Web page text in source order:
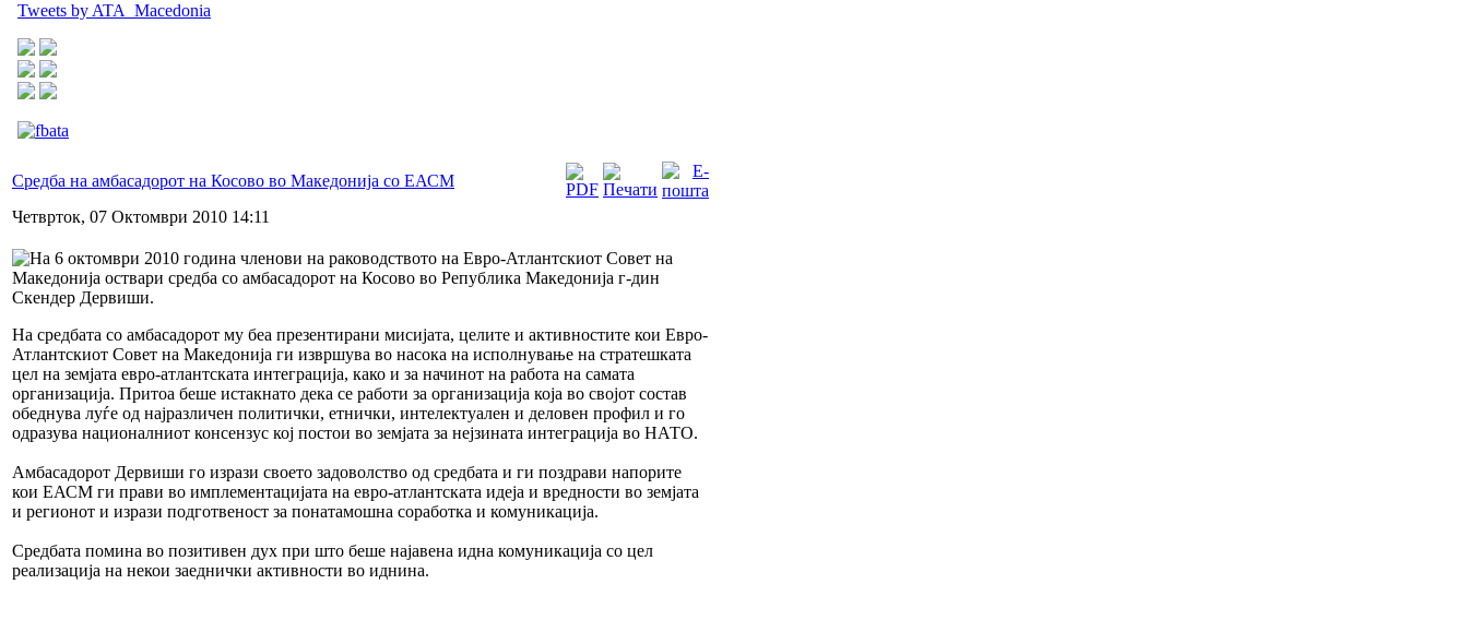
Tweets by ATA_Macedonia
Средба на амбасадорот на Косово во Македонија со ЕАСМ
Четврток, 07 Октомври 2010 14:11
На 6 октомври 2010 година членови на раководството на Евро-Атлантскиот Совет на
Македонија оствари средба со амбасадорот на Косово во Република Македонија г-дин
Скендер Дервиши.
На средбата со амбасадорот му беа презентирани мисијата, целите и активностите кои Евро-
Атлантскиот Совет на Македонија ги извршува во насока на исполнување на стратешката
цел на земјата евро-атлантската интеграција, како и за начинот на работа на самата
организација. Притоа беше истакнато дека се работи за организација која во својот состав
обеднува луѓе од најразличен политички, етнички, интелектуален и деловен профил и го
одразува националниот консензус кој постои во земјата за нејзината интеграција во НАТО.
Амбасадорот Дервиши го изрази своето задоволство од средбата и ги поздрави напорите
кои ЕАСМ ги прави во имплементацијата на евро-атлантската идеја и вредности во земјата
и регионот и изрази подготвеност за понатамошна соработка и комуникација.
Средбата помина во позитивен дух при што беше најавена идна комуникација со цел
реализација на некои заеднички активности во иднина.